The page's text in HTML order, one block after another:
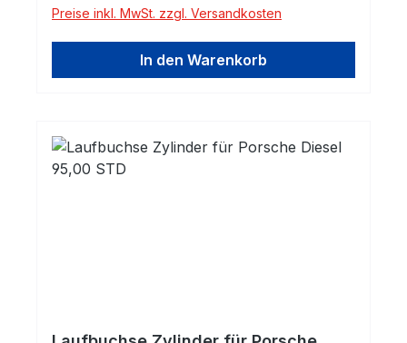
Preise inkl. MwSt. zzgl. Versandkosten
In den Warenkorb